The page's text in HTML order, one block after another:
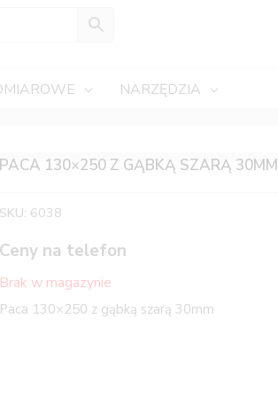
NARZĘDZIA
PACA 130×250 Z GĄBKĄ SZARĄ 30MM
SKU: 6038
Ceny na telefon
Brak w magazynie
Paca 130×250 z gąbką szarą 30mm